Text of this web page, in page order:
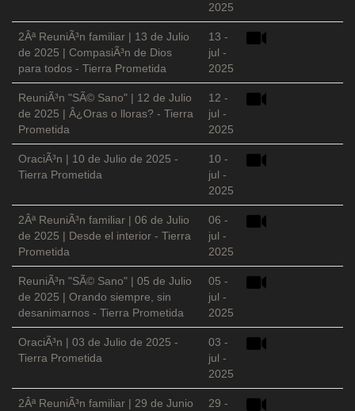
2025
2Âª ReuniÃ³n familiar | 13 de Julio
de 2025 | CompasiÃ³n de Dios
para todos - Tierra Prometida
13 -
jul -
2025
ReuniÃ³n "SÃ© Sano" | 12 de Julio
de 2025 | Â¿Oras o lloras? - Tierra
Prometida
12 -
jul -
2025
OraciÃ³n | 10 de Julio de 2025 -
Tierra Prometida
10 -
jul -
2025
2Âª ReuniÃ³n familiar | 06 de Julio
de 2025 | Desde el interior - Tierra
Prometida
06 -
jul -
2025
ReuniÃ³n "SÃ© Sano" | 05 de Julio
de 2025 | Orando siempre, sin
desanimarnos - Tierra Prometida
05 -
jul -
2025
OraciÃ³n | 03 de Julio de 2025 -
Tierra Prometida
03 -
jul -
2025
2Âª ReuniÃ³n familiar | 29 de Junio
29 -